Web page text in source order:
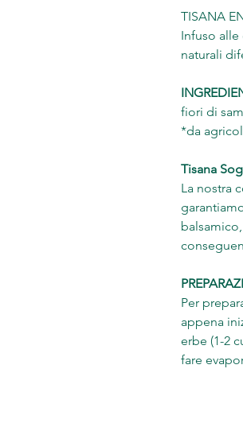
TISANA
Infuso
naturali
fiori di
*da
Tisana
La nostra
Per
appena
erbe (1-2
fare